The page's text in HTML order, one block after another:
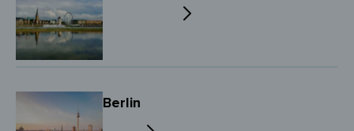
Berlin